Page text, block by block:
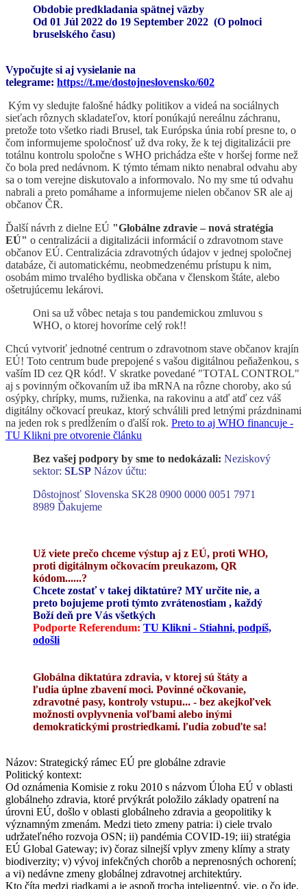
Obdobie predkladania spätnej väzby
Od 01 Júl 2022 do 19 September 2022 (O polnoci
bruselského času)
Vypočujte si aj vysielanie na
telegrame: https://t.me/dostojneslovensko/602
Kým vy sledujte falošné hádky politikov a videá na sociálnych
sieťach rôznych skladateľov, ktorí ponúkajú nereálnu záchranu,
pretože toto všetko riadi Brusel, tak Európska únia robí presne to, o
čom informujeme spoločnosť už dva roky, že k tej digitalizácii pre
totálnu kontrolu spoločne s WHO prichádza ešte v horšej forme než
čo bola pred nedávnom. K týmto témam nikto nenabral odvahu aby
sa o tom verejne diskutovalo a informovalo. No my sme tú odvahu
nabrali a preto pomáhame a informujeme nielen občanov SR ale aj
občanov ČR.
Ďalší návrh z dielne EÚ "Globálne zdravie – nová stratégia
EÚ" o centralizácii a digitalizácii informácií o zdravotnom stave
občanov EÚ. Centralizácia zdravotných údajov v jednej spoločnej
databáze, či automatickému, neobmedzenému prístupu k nim,
osobám mimo trvalého bydliska občana v členskom štáte, alebo
ošetrujúcemu lekárovi.
Oni sa už vôbec netaja s tou pandemickou zmluvou s
WHO, o ktorej hovoríme celý rok!!
Chcú vytvoriť jednotné centrum o zdravotnom stave občanov krajín
EÚ! Toto centrum bude prepojené s vašou digitálnou peňaženkou, s
vaším ID cez QR kód!. V skratke povedané "TOTAL CONTROL"
aj s povinným očkovaním už iba mRNA na rôzne choroby, ako sú
osýpky, chrípky, mums, ružienka, na rakovinu a atď atď cez váš
digitálny očkovací preukaz, ktorý schválili pred letnými prázdninami
na jeden rok s predĺžením o ďalší rok. Preto to aj WHO financuje -
TU Klikni pre otvorenie článku
Bez vašej podpory by sme to nedokázali: Neziskový
sektor: SLSP Názov účtu:
Dôstojnosť Slovenska SK28 0900 0000 0051 7971
8989 Ďakujeme
Už viete prečo chceme výstup aj z EÚ, proti WHO,
proti digitálnym očkovacím preukazom, QR
kódom......?
Chcete zostať v takej diktatúre? MY určite nie, a
preto bojujeme proti týmto zvrátenostiam , každý
Boží deň pre Vás všetkých
Podporte Referendum: TU Klikni - Stiahni, podpíš,
odošli
Globálna diktatúra zdravia, v ktorej sú štáty a
ľudia úplne zbavení moci. Povinné očkovanie,
zdravotné pasy, kontroly vstupu... - bez akejkoľvek
možnosti ovplyvnenia voľbami alebo inými
demokratickými prostriedkami. ľudia zobuďte sa!
Názov: Strategický rámec EÚ pre globálne zdravie
Politický kontext:
Od oznámenia Komisie z roku 2010 s názvom Úloha EÚ v oblasti
globálneho zdravia, ktoré prvýkrát položilo základy opatrení na
úrovni EÚ, došlo v oblasti globálneho zdravia a geopolitiky k
významným zmenám. Medzi tieto zmeny patria: i) ciele trvalo
udržateľného rozvoja OSN; ii) pandémia COVID-19; iii) stratégia
EÚ Global Gateway; iv) čoraz silnejší vplyv zmeny klímy a straty
biodiverzity; v) vývoj infekčných chorôb a neprenosných ochorení;
a vi) nedávne zmeny globálnej zdravotnej architektúry.
Kto číta medzi riadkami a je aspoň trocha inteligentný, vie, o čo ide.